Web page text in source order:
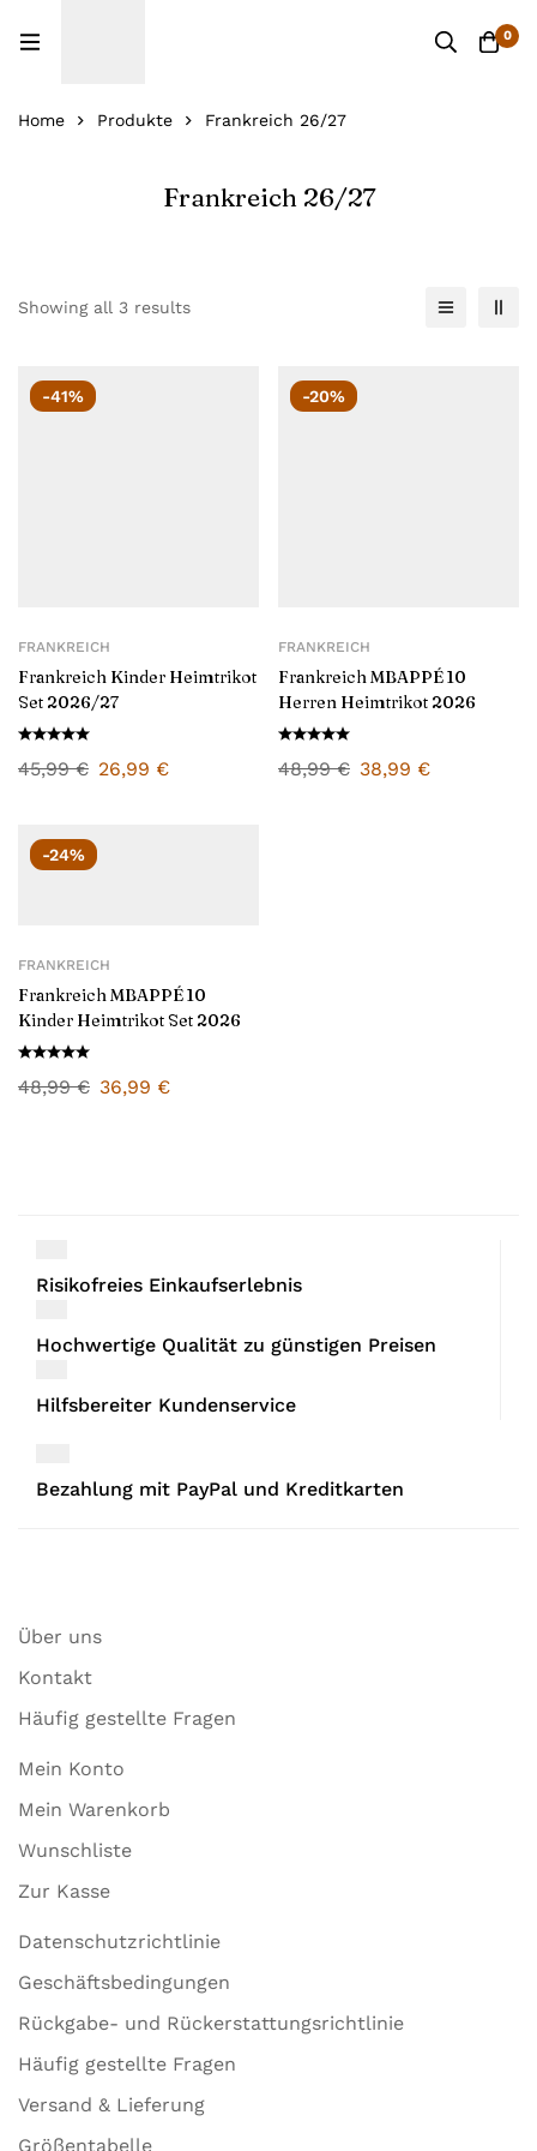
0
Home Produkte Frankreich 26/27
Frankreich 26/27
Showing all 3 results
-41%
FRANKREICH
Frankreich Kinder Heimtrikot
Set 2026/27
45,99€ 26,99 €
-20%
FRANKREICH
Frankreich MBAPPÉ 10
Herren Heimtrikot 2026
48,99€ 38,99 €
-24%
FRANKREICH
Frankreich MBAPPÉ 10
Kinder Heimtrikot Set 2026
48,99€ 36,99 €
Risikofreies Einkaufserlebnis
Hochwertige Qualität zu günstigen Preisen
Hilfsbereiter Kundenservice
Bezahlung mit PayPal und Kreditkarten
Über uns
Kontakt
Häufig gestellte Fragen
Mein Konto
Mein Warenkorb
Wunschliste
Zur Kasse
Datenschutzrichtlinie
Geschäftsbedingungen
Rückgabe- und Rückerstattungsrichtlinie
Häufig gestellte Fragen
Versand & Lieferung
Größentabelle